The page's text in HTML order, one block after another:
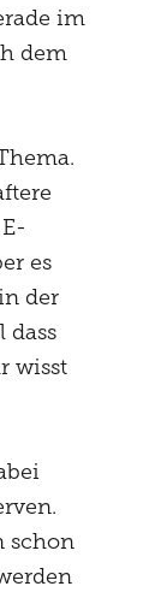
im
dem
es
der
dass
wisst
schon